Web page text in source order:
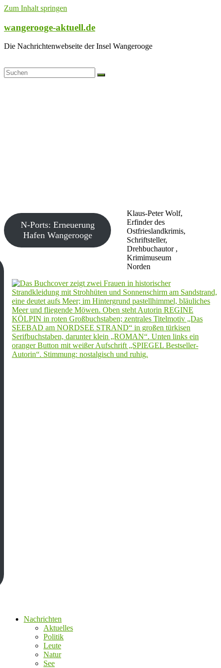
Zum Inhalt springen
wangerooge-aktuell.de
Die Nachrichtenwebseite der Insel Wangerooge
Klaus-Peter Wolf,
Erfinder des
Ostfrieslandkrimis,
Schriftsteller,
Drehbuchautor ,
Krimimuseum
Norden
N-Ports: Erneuerung
Hafen Wangerooge
Nachrichten
Aktuelles
Politik
Leute
Natur
See